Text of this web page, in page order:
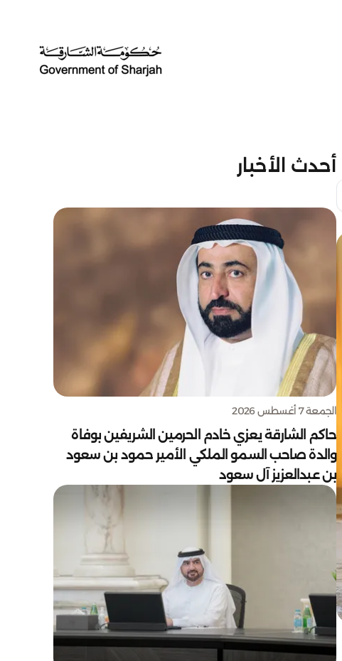
أحدث الأخبار
الجمعة 7 أغسطس 2026
حاكم الشارقة يعزي خادم الحرمين الشريفين بوفاة
والدة صاحب السمو الملكي الأمير حمود بن سعود
بن عبدالعزيز آل سعود